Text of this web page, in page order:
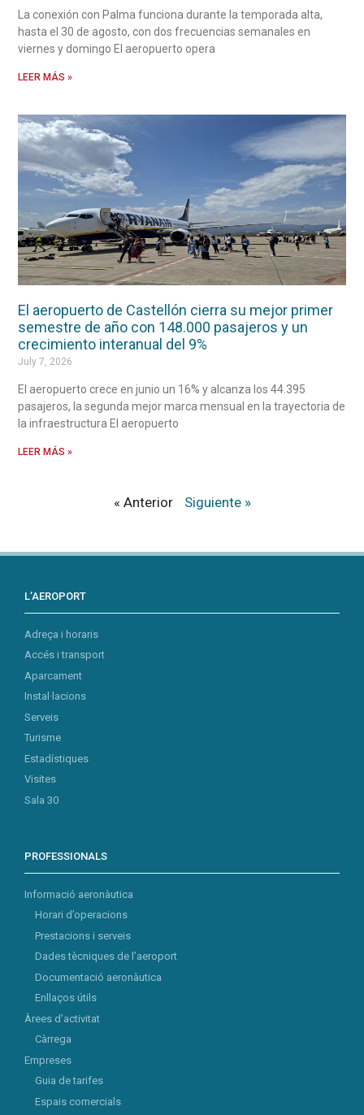
La conexión con Palma funciona durante la temporada alta,
hasta el 30 de agosto, con dos frecuencias semanales en
viernes y domingo El aeropuerto opera
LEER MÁS »
El aeropuerto de Castellón cierra su mejor primer
semestre de año con 148.000 pasajeros y un
crecimiento interanual del 9%
July 7, 2026
El aeropuerto crece en junio un 16% y alcanza los 44.395
pasajeros, la segunda mejor marca mensual en la trayectoria de
la infraestructura El aeropuerto
LEER MÁS »
« Anterior Siguiente »
L’AEROPORT
Adreça i horaris
Accés i transport
Aparcament
Instal·lacions
Serveis
Turisme
Estadístiques
Visites
Sala 30
PROFESSIONALS
Informació aeronàutica
Horari d’operacions
Prestacions i serveis
Dades tècniques de l’aeroport
Documentació aeronàutica
Enllaços útils
Àrees d’activitat
Càrrega
Empreses
Guia de tarifes
Espais comercials